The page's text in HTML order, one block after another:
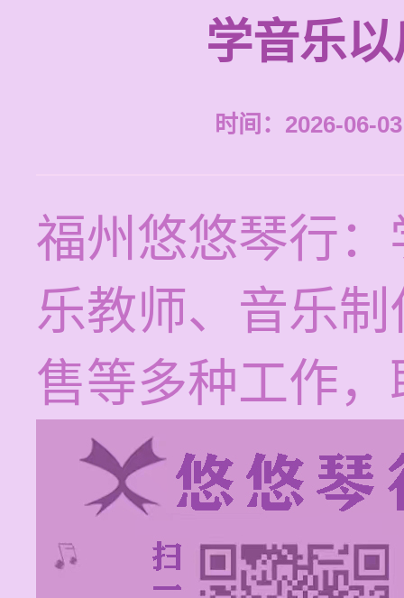
学音乐
时间：2026-06-
福州悠悠琴行
乐教师、音乐
售等多种工作